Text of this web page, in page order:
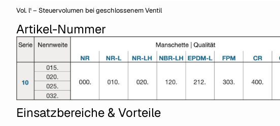
Vol. l¹ – Steuervolumen bei geschlossenem Ventil
Artikel-Nummer
Einsatzbereiche & Vorteile